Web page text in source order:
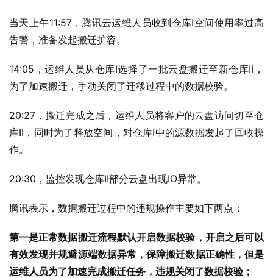
当天上午11:57，腾讯云运维人员收到仓库I空间使用率过高
告警，准备发起搬迁扩容。
14:05，运维人员从仓库I选择了一批云盘搬迁至新仓库II，
为了加速搬迁，手动关闭了迁移过程中的数据校验。
20:27，搬迁完成之后，运维人员将客户的云盘访问切至仓
库II，同时为了释放空间，对仓库I中的源数据发起了回收操
作。
20:30，监控发现仓库II部分云盘出现IO异常。
腾讯表示，数据搬迁过程中的违规操作主要如下两点：
第一是正常数据搬迁流程默认开启数据校验，开启之后可以
有效发现并规避源端数据异常，保障搬迁数据正确性，但是
运维人员为了加速完成搬迁任务，违规关闭了数据校验；